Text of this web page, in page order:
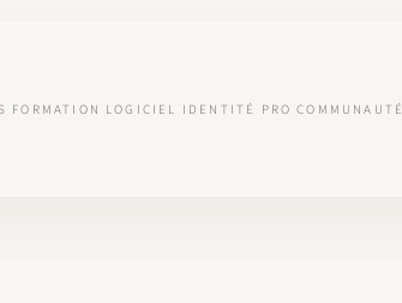
FORMATION LOGICIEL IDENTITÉ PRO COMMUNAUTÉ